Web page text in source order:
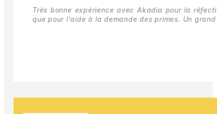
Très bonne expérience avec Akadia pour la
que pour l'aide à la demande des primes. Un